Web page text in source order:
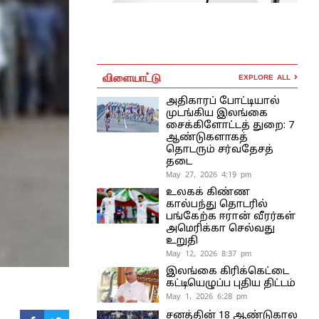
விளையாட்டு EXPLORE ALL
அதிகாரப் போட்டியால்
முடங்கிய இலங்கை
சைக்கிளோட்டத் துறை: 7
ஆண்டுகளாகத்
தொடரும் சர்வதேசத்
தடை
May 27, 2026 4:19 pm
உலகக் கிண்ண
கால்பந்து தொடரில்
பங்கேற்க ஈரான் வீரர்கள்
அமெரிக்கா செல்வது
உறுதி
May 12, 2026 8:37 pm
இலங்கை கிரிக்கெட்டை
கட்டியெழுப்ப புதிய திட்டம்
May 1, 2026 6:28 pm
சனத்தின் 18 ஆண்டுகால